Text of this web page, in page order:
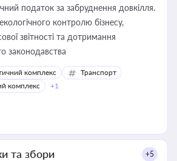
податок за забруднення довкілля.
контролю бізнесу,
звітності та дотримання
законодавства
комплекс
Транспорт
комплекс
+1
та збори +5